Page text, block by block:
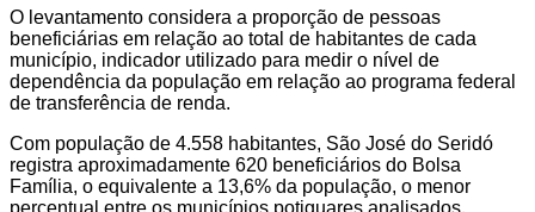
O levantamento considera a proporção de pessoas
beneficiárias em relação ao total de habitantes de cada
município, indicador utilizado para medir o nível de
dependência da população em relação ao programa federal
de transferência de renda.
Com população de 4.558 habitantes, São José do Seridó
registra aproximadamente 620 beneficiários do Bolsa
Família, o equivalente a 13,6% da população, o menor